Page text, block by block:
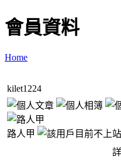
會員資料
Home
kilet1224
路人甲